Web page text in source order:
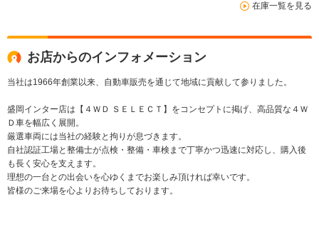
ター ドラレコ
LEDヘッド
在庫一覧を見る
お店からのインフォメーション
当社は1966年創業以来、自動車販売を通じて地域に貢献して参りました。
盛岡インター店は【４ＷＤ ＳＥＬＥＣＴ】をコンセプトに掲げ、高品質な４Ｗ
Ｄ車を幅広く展開。
厳選車両には当社の経験と拘りが息づきます。
自社認証工場と整備士が点検・整備・車検まで丁寧かつ迅速に対応し、購入後
も長く安心を支えます。
理想の一台との出会いを心ゆくまでお楽しみ頂ければ幸いです。
皆様のご来場を心よりお待ちしております。